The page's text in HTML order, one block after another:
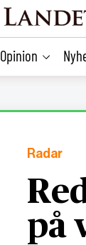
Opinion
Radar
på